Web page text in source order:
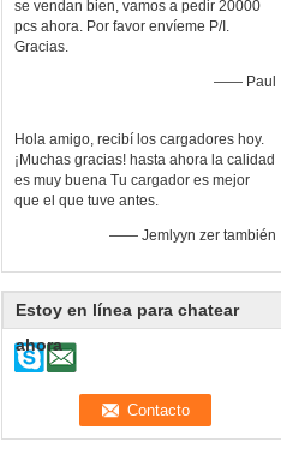
se vendan bien, vamos a pedir 20000
pcs ahora. Por favor envíeme P/I.
Gracias.
—— Paul
Hola amigo, recibí los cargadores hoy.
¡Muchas gracias! hasta ahora la calidad
es muy buena Tu cargador es mejor
que el que tuve antes.
—— Jemlyyn zer también
Estoy en línea para chatear
ahora